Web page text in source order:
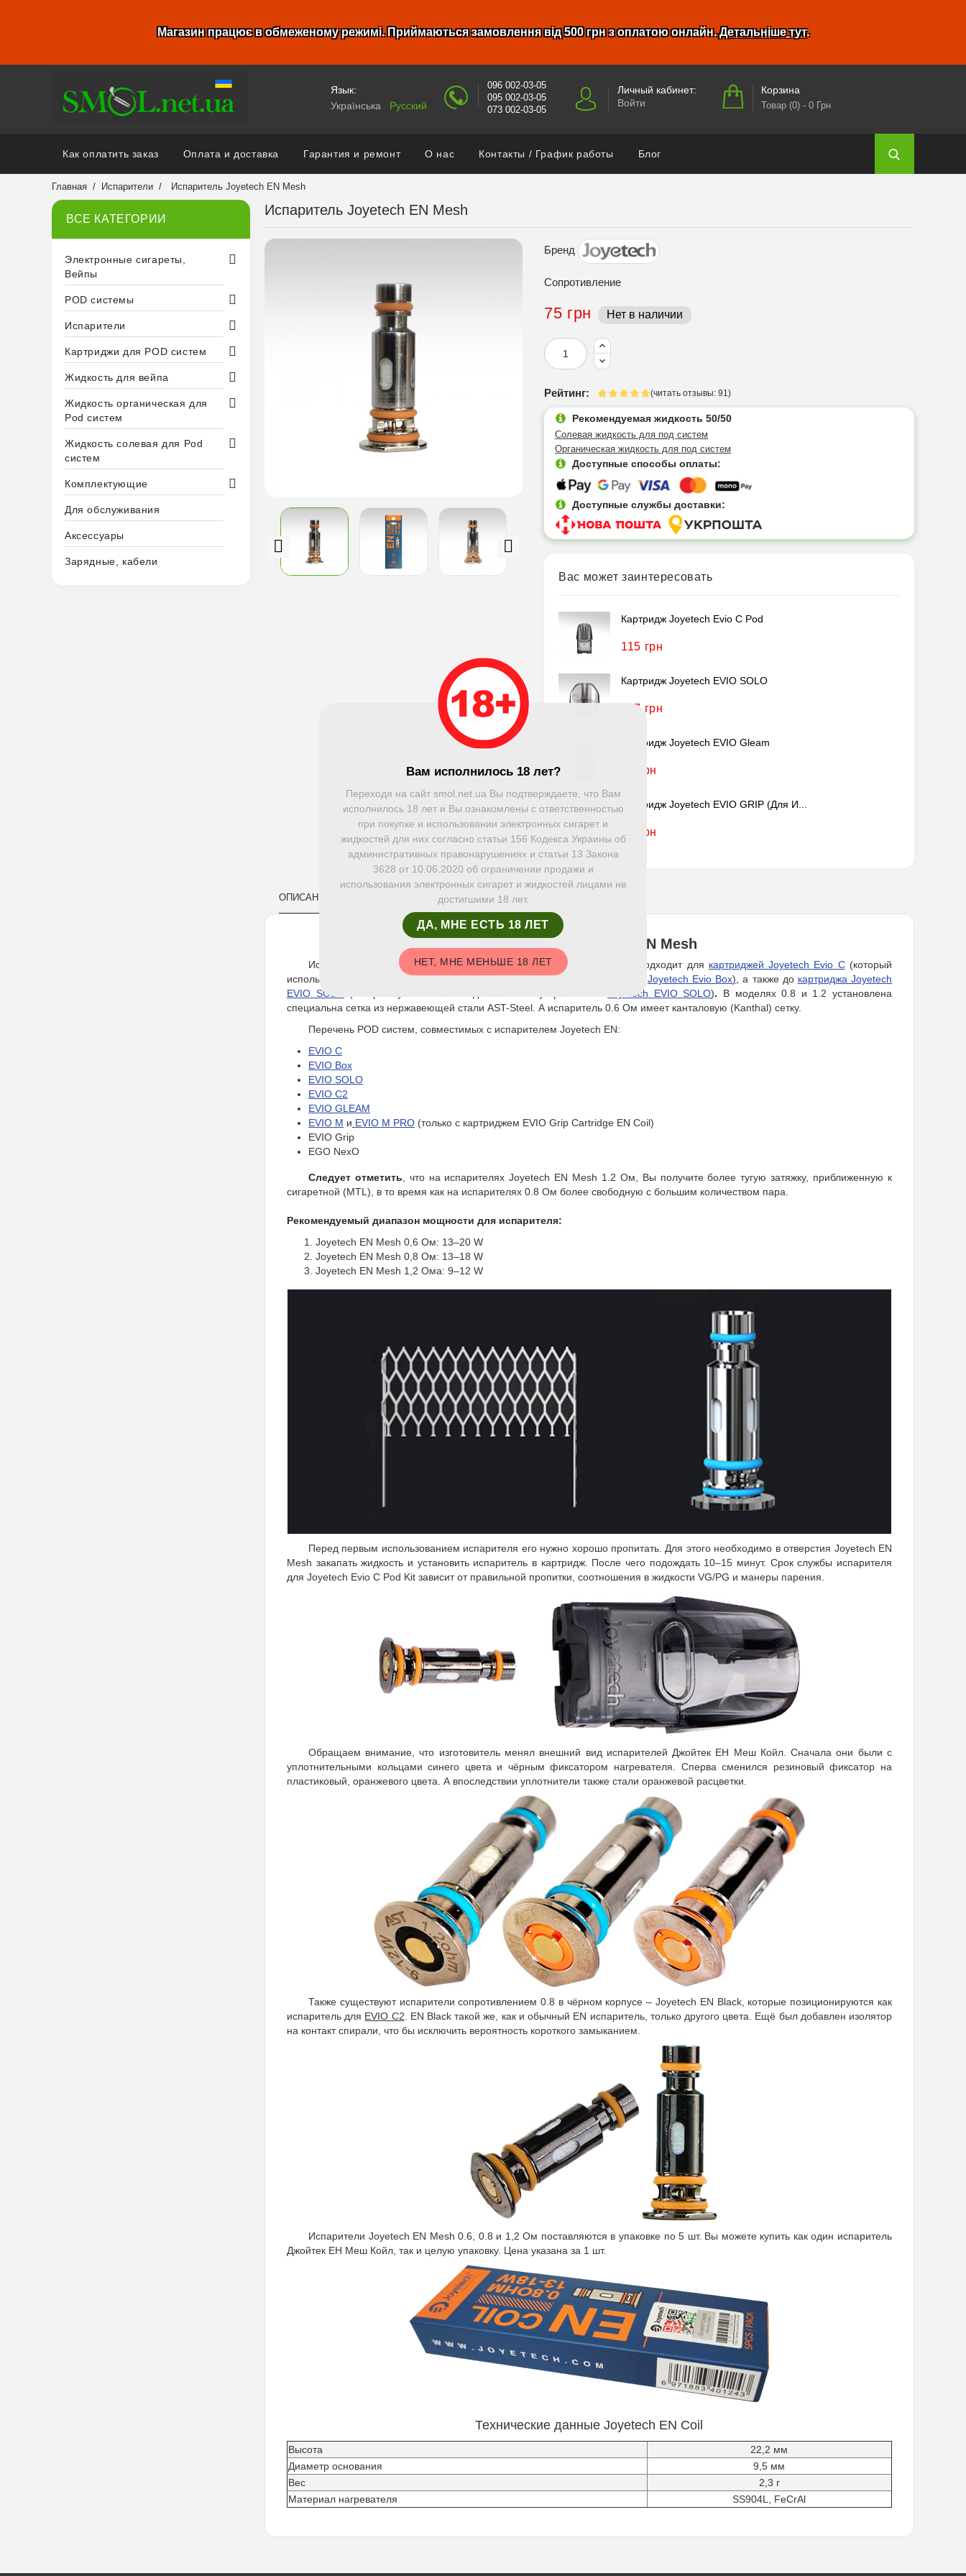
Магазин працює в обмеженому режимі. Приймаються замовлення від 500 грн з оплатою онлайн.Детальніше тут.
Язык:
Українська
Русский
096 002-03-05
095 002-03-05
073 002-03-05
Личный кабинет:
Войти
Корзина
Товар (0)- 0 Грн
Как оплатить заказ Оплата и доставка Гарантия и ремонт О нас Контакты / График работы Блог
Главная Испарители Испаритель Joyetech EN Mesh
ВСЕ КАТЕГОРИИ
Электронные сигареты,
Вейпы
POD системы
Испарители
Картриджи для POD систем
Жидкость для вейпа
Жидкость органическая для
Pod систем
Жидкость солевая для Pod
систем
Комплектующие
Для обслуживания
Аксессуары
Зарядные, кабели
Испаритель Joyetech EN Mesh
Бренд
Сопротивление
75 грн Нет в наличии
Рейтинг: (читать отзывы: 91)
Рекомендуемая жидкость 50/50
Солевая жидкость для под систем
Органическая жидкость для под систем
Доступные способы оплаты:
Доступные службы доставки:
Вас может заинтересовать
Картридж Joyetech Evio C Pod
115 грн
Картридж Joyetech EVIO SOLO
117 грн
Картридж Joyetech EVIO Gleam
65 грн
Картридж Joyetech EVIO GRIP (для И...
69 грн
ОПИСАНИЕ ХАРАКТЕРИСТИКИ ОТЗЫВЫ (91)
Испаритель Joyetech EN Mesh
Испаритель Joyetech EN Mesh сопротивлением 0,8 Ом и 1,2 Ома подходит для картриджей Joyetech Evio C(который
используется в под-системахJoyetech Evio C Pod Kit, Joyetech EVIO C2 Joyetech Evio Box) , а также до картриджа Joyetech
EVIO SOLO
Joyetech EVIO SOLO). В моделях 0.8 и 1.2 установлена
специальна сетка из нержавеющей стали AST-Steel. А испаритель 0.6 Ом имеет канталовую (Kanthal) сетку.
Перечень POD систем, совместимых с испарителем Joyetech EN:
EVIO C
EVIO Box
EVIO SOLO
EVIO C2
EVIO GLEAM
EVIO M и EVIO M PRO(только с картриджем EVIO Grip Cartridge EN Coil)
EVIO Grip
EGO NexO
Следует отметить , что на испарителях Joyetech EN Mesh 1.2 Ом, Вы получите более тугую затяжку, приближенную к
сигаретной (MTL), в то время как на испарителях 0.8 Ом более свободную с большим количеством пара.
Рекомендуемый диапазон мощности для испарителя:
Joyetech EN Mesh 0,6 Ом: 13–20 W
Joyetech EN Mesh 0,8 Ом: 13–18 W
Joyetech EN Mesh 1,2 Ома: 9–12 W
Перед первым использованием испарителя его нужно хорошо пропитать. Для этого необходимо в отверстия Joyetech EN
Mesh закапать жидкость и установить испаритель в картридж. После чего подождать 10–15 минут. Срок службы испарителя
для Joyetech Evio C Pod Kit зависит от правильной пропитки, соотношения в жидкости VG/PG и манеры парения.
Обращаем внимание, что изготовитель менял внешний вид испарителей Джойтек ЕН Меш Койл. Сначала они были с
уплотнительными кольцами синего цвета и чёрным фиксатором нагревателя. Сперва сменился резиновый фиксатор на
пластиковый, оранжевого цвета. А впоследствии уплотнители также стали оранжевой расцветки.
Также существуют испарители сопротивлением 0.8 в чёрном корпусе – Joyetech EN Black, которые позиционируются как
испаритель для EVIO C2 . EN Black такой же, как и обычный EN испаритель, только другого цвета. Ещё был добавлен изолятор
на контакт спирали, что бы исключить вероятность короткого замыканием.
Испарители Joyetech EN Mesh 0.6, 0.8 и 1,2 Ом поставляются в упаковке по 5 шт. Вы можете купить как один испаритель
Джойтек ЕН Меш Койл, так и целую упаковку. Цена указана за 1 шт.
Технические данные Joyetech EN Coil
Высота
22,2 мм
Диаметр основания
9,5 мм
Вес
2,3 г
Материал нагревателя
SS904L, FeCrAl
Вам исполнилось 18 лет?
Переходя на сайт smol.net.ua Вы подтверждаете, что Вам
исполнилось 18 лет и Вы ознакомлены с ответственностью
при покупке и использовании электронных сигарет и
жидкостей для них согласно статьи 156 Кодекса Украины об
административных правонарушениях и статьи 13 Закона
3628 от 10.06.2020 об ограничении продажи и
использования электронных сигарет и жидкостей лицами не
достигшими 18 лет.
ДА, МНЕ ЕСТЬ 18 ЛЕТ
НЕТ, МНЕ МЕНЬШЕ 18 ЛЕТ